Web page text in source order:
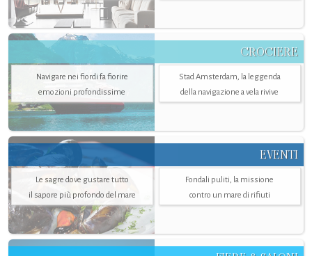
CROCIERE
Navigare nei fiordi fa fiorire
emozioni profondissime
Stad Amsterdam, la leggenda
della navigazione a vela rivive
EVENTI
Le sagre dove gustare tutto
il sapore più profondo del mare
Fondali puliti, la missione
contro un mare di rifiuti